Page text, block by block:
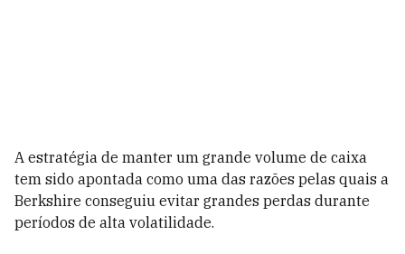
A estratégia de manter um grande volume de caixa
tem sido apontada como uma das razões pelas quais a
Berkshire conseguiu evitar grandes perdas durante
períodos de alta volatilidade.